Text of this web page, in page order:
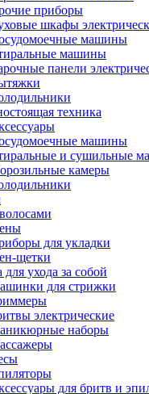
приборы
шкафы
машины
машины
панели
техника
машины
и сушильные
камеры
для укладки
щетки
для ухода за собой
для стрижки
электрические
наборы
для бритв и